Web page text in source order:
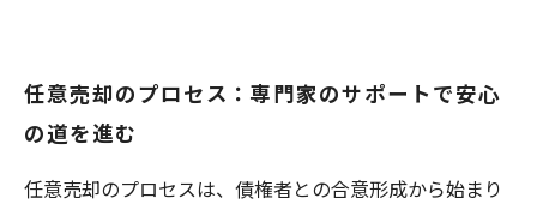
任意売却のプロセス：専門家のサポートで安心
の道を進む
任意売却のプロセスは、債権者との合意形成から始まり